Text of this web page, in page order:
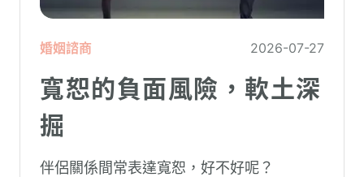
婚姻諮商 2026-07-27
寬恕的負面風險，軟土深
掘
伴侶關係間常表達寬恕，好不好呢？